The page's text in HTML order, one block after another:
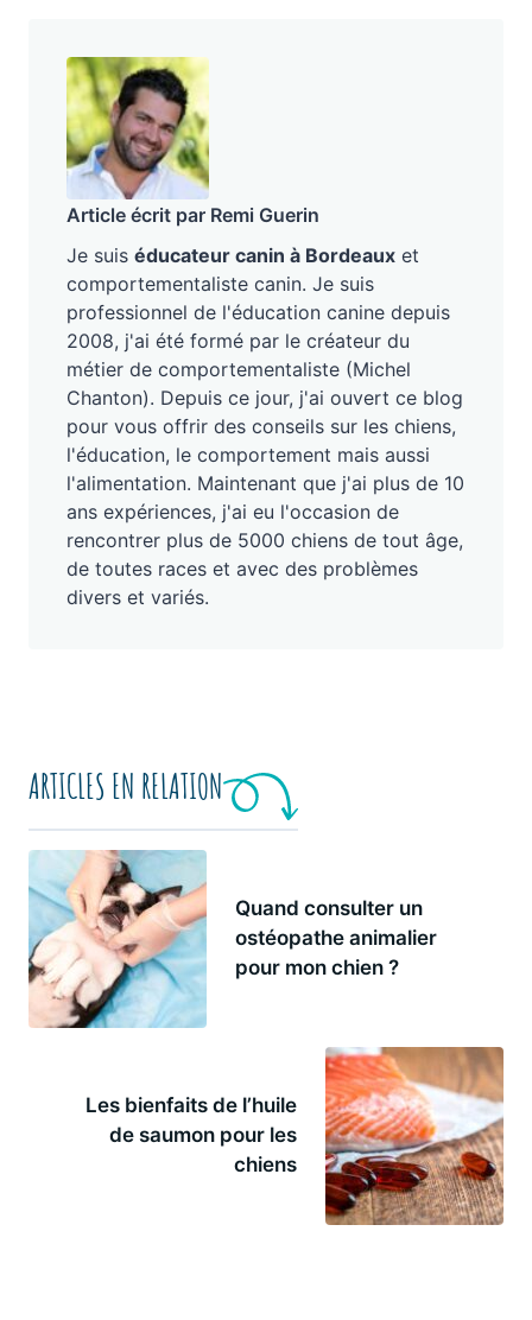
Article écrit par Remi Guerin
Je suis éducateur canin à Bordeaux et
comportementaliste canin. Je suis
professionnel de l'éducation canine depuis
2008, j'ai été formé par le créateur du
métier de comportementaliste (Michel
Chanton). Depuis ce jour, j'ai ouvert ce blog
pour vous offrir des conseils sur les chiens,
l'éducation, le comportement mais aussi
l'alimentation. Maintenant que j'ai plus de 10
ans expériences, j'ai eu l'occasion de
rencontrer plus de 5000 chiens de tout âge,
de toutes races et avec des problèmes
divers et variés.
ARTICLES EN RELATION
Quand consulter un
ostéopathe animalier
pour mon chien ?
Les bienfaits de l’huile
de saumon pour les
chiens